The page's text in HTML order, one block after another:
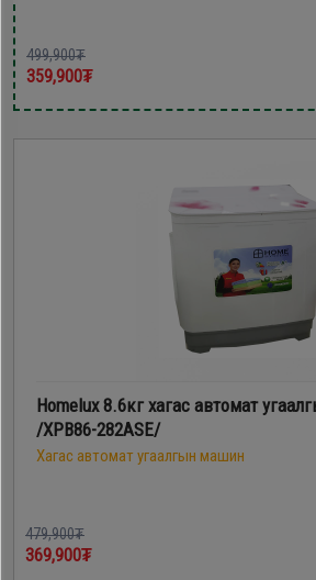
499,900₮
359,900₮
Homelux 8.6кг хагас автомат
/XPB86-282ASE/
Хагас автомат угаалгын машин
479,900₮
369,900₮